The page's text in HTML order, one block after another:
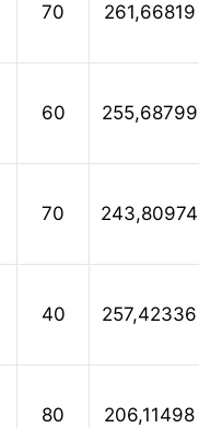
70 261,66819
60 255,68799
70 243,80974
40 257,42336
80 206,11498